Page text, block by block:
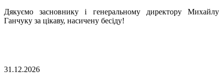
Дякуємо засновнику і генеральному директору Михайлу
Ганчуку за цікаву, насичену бесіду!
31.12.2026